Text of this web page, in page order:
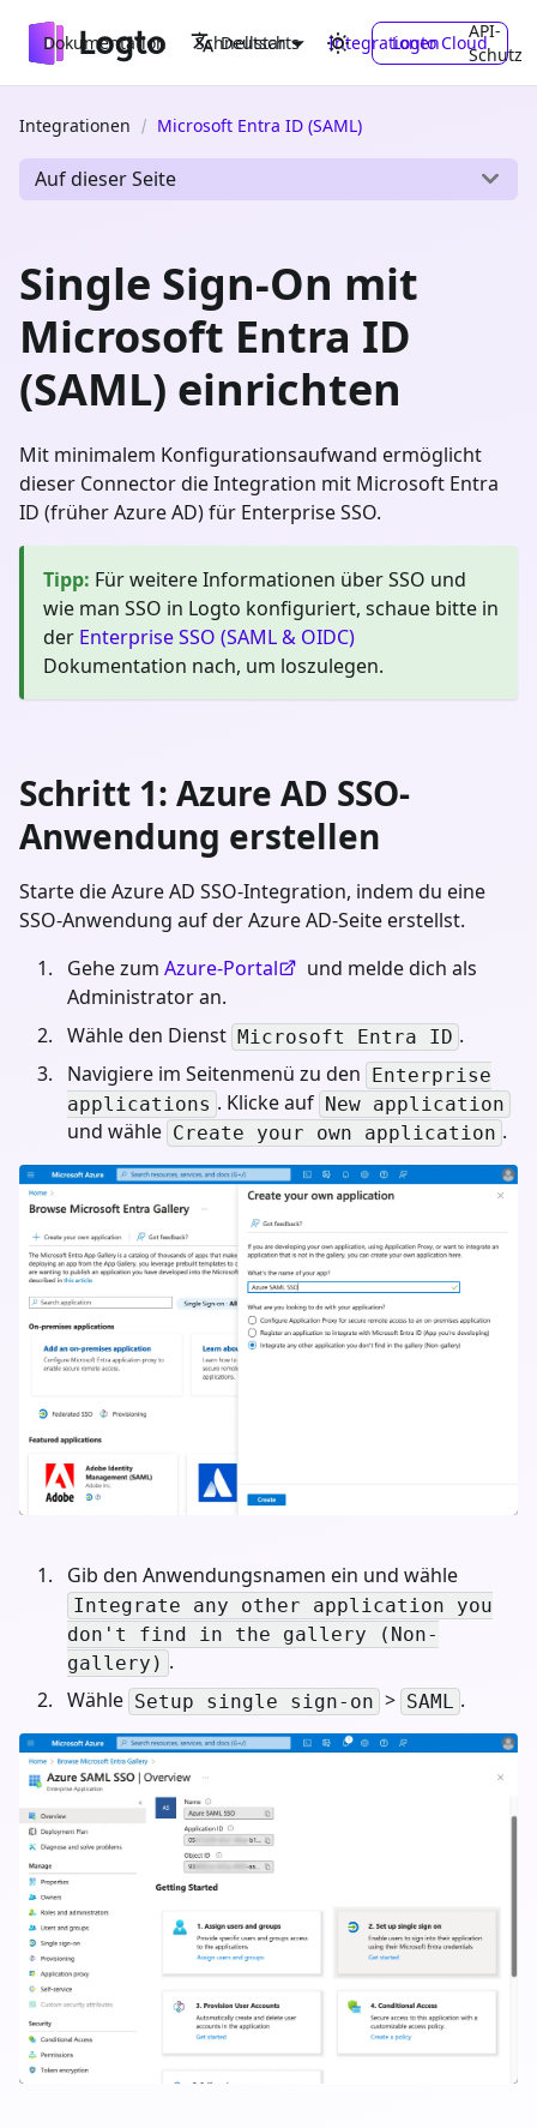
Dokumentation Schnellstarts Integrationen
API-
Schutz
Deutsch Logto Cloud
Integrationen Microsoft Entra ID (SAML)
Auf dieser Seite
Single Sign-On mit
Microsoft Entra ID
(SAML) einrichten
Mit minimalem Konfigurationsaufwand ermöglicht
dieser Connector die Integration mit Microsoft Entra
ID (früher Azure AD) für Enterprise SSO.
Tipp: Für weitere Informationen über SSO und
wie man SSO in Logto konfiguriert, schaue bitte in
der Enterprise SSO (SAML & OIDC)
Dokumentation nach, um loszulegen.
Schritt 1: Azure AD SSO-
Anwendung erstellen
Starte die Azure AD SSO-Integration, indem du eine
SSO-Anwendung auf der Azure AD-Seite erstellst.
Gehe zum Azure-Portal
und melde dich als
Administrator an.
Wähle den Dienst Microsoft Entra ID .
Navigiere im Seitenmenü zu den Enterprise
applications . Klicke auf New application
und wähle Create your own application .
Gib den Anwendungsnamen ein und wähle
Integrate any other application you
don't find in the gallery (Non-
gallery) .
Wähle Setup single sign-on > SAML .